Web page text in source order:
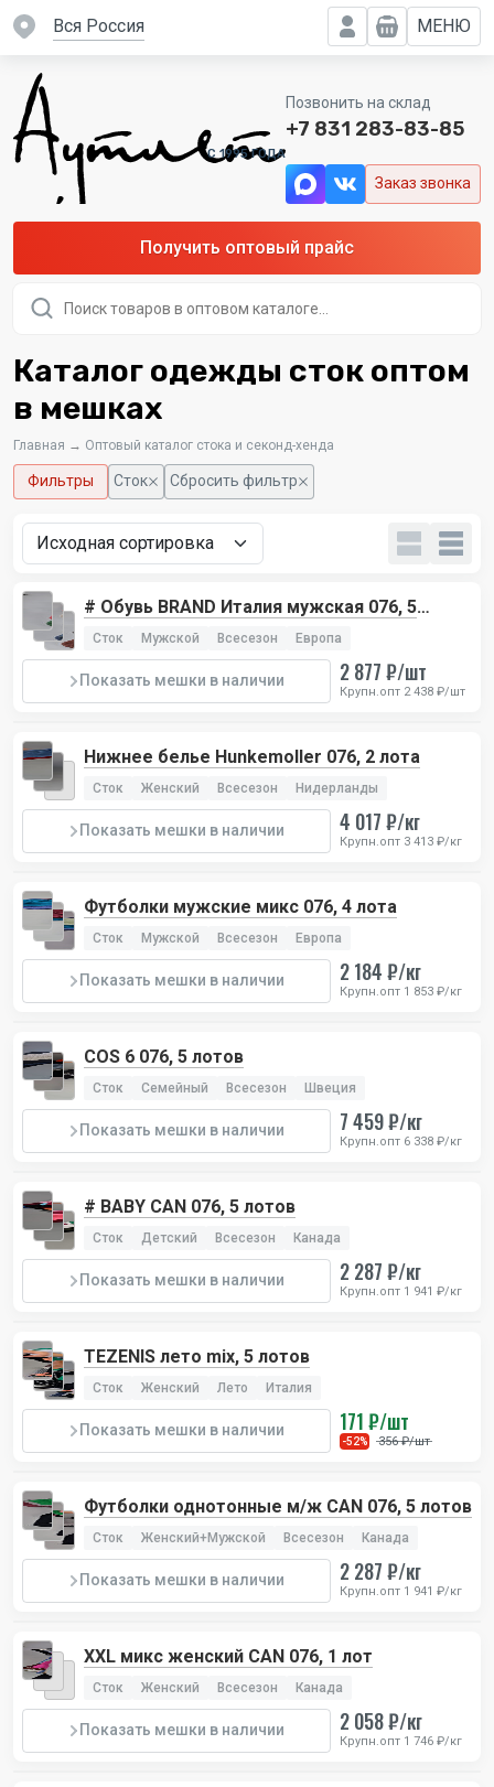
вся Россия МЕНЮ
C 1995 ГОДА
Позвонить на склад
+7 831 283-83-85
Заказ звонка
Получить оптовый прайс
товаров
Каталог одежды сток оптом
в мешках
Главная → Оптовый каталог стока и секонд-хенда
Фильтры Сток Сбросить фильтр
# Обувь BRAND Италия мужская 076, 5
лотов
Сток Мужской Всесезон Европа
Показать мешки в наличии 2 877 ₽/шт
Крупн.опт 2 438 ₽/шт
Нижнее белье Hunkemoller 076, 2 лота
Сток Женский Всесезон Нидерланды
Показать мешки в наличии 4 017 ₽/кг
Крупн.опт 3 413 ₽/кг
Футболки мужские микс 076, 4 лота
Сток Мужской Всесезон Европа
Показать мешки в наличии 2 184 ₽/кг
Крупн.опт 1 853 ₽/кг
COS 6 076, 5 лотов
Сток Семейный Всесезон Швеция
Показать мешки в наличии 7 459 ₽/кг
Крупн.опт 6 338 ₽/кг
# BABY CAN 076, 5 лотов
Сток Детский Всесезон Канада
Показать мешки в наличии 2 287 ₽/кг
Крупн.опт 1 941 ₽/кг
TEZENIS лето mix, 5 лотов
Сток Женский Лето Италия
Показать мешки в наличии 171 ₽/шт
-52% 356 ₽/шт
Футболки однотонные м/ж CAN 076, 5 лотов
Сток Женский+Мужской Всесезон Канада
Показать мешки в наличии 2 287 ₽/кг
Крупн.опт 1 941 ₽/кг
XXL микс женский CAN 076, 1 лот
Сток Женский Всесезон Канада
Показать мешки в наличии 2 058 ₽/кг
Крупн.опт 1 746 ₽/кг